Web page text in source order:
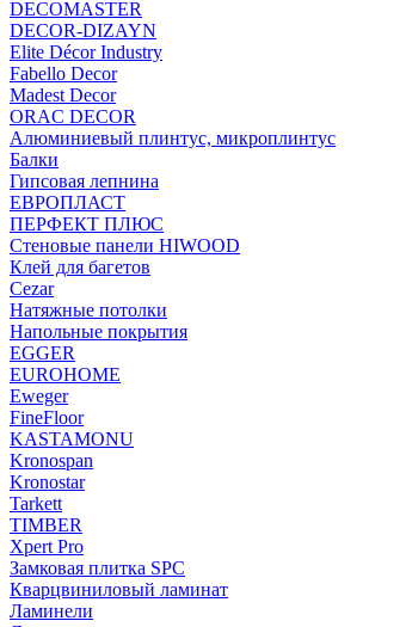
DECOMASTER
DECOR-DIZAYN
Elite Décor Industry
Fabello Decor
Madest Decor
ORAC DECOR
Алюминиевый плинтус, микроплинтус
Балки
Гипсовая лепнина
ЕВРОПЛАСТ
ПЕРФЕКТ ПЛЮС
Стеновые панели HIWOOD
Клей для багетов
Cezar
Натяжные потолки
Напольные покрытия
EGGER
EUROHOME
Eweger
FineFloor
KASTAMONU
Kronospan
Kronostar
Tarkett
TIMBER
Xpert Pro
Замковая плитка SPC
Кварцвиниловый ламинат
Ламинели